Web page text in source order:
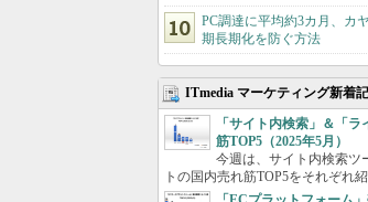
PC調達に平均約3カ月、カ
期長期化を防ぐ方法
ITmedia マーケティング新着
「サイト内検索」＆「
筋TOP5（2025年5月）
今週は、サイト内検索ツ
トの国内売れ筋TOP5をそれぞれ紹